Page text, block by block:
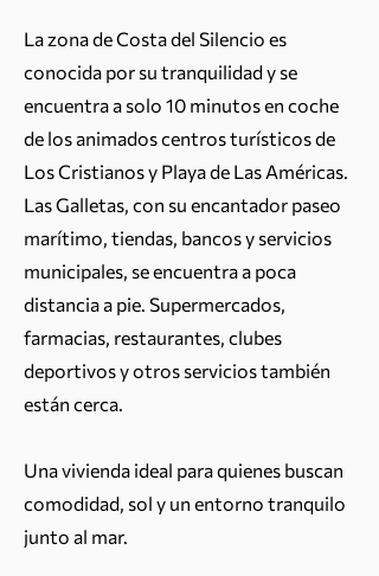
La zona de Costa del Silencio es
conocida por su tranquilidad y se
encuentra a solo 10 minutos en coche
de los animados centros turísticos de
Los Cristianos y Playa de Las Américas.
Las Galletas, con su encantador paseo
marítimo, tiendas, bancos y servicios
municipales, se encuentra a poca
distancia a pie. Supermercados,
farmacias, restaurantes, clubes
deportivos y otros servicios también
están cerca.
Una vivienda ideal para quienes buscan
comodidad, sol y un entorno tranquilo
junto al mar.